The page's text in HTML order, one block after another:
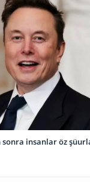
sonra insanlar öz